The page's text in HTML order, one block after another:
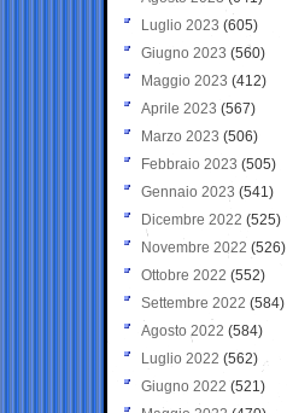
Luglio 2023 (605)
Giugno 2023 (560)
Maggio 2023 (412)
Aprile 2023 (567)
Marzo 2023 (506)
Febbraio 2023 (505)
Gennaio 2023 (541)
Dicembre 2022 (525)
Novembre 2022 (526)
Ottobre 2022 (552)
Settembre 2022 (584)
Agosto 2022 (584)
Luglio 2022 (562)
Giugno 2022 (521)